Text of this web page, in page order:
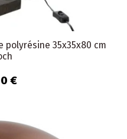
polyrésine 35x35x80 cm
€